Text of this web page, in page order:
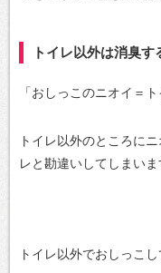
トイレ以外は消臭す
「おしっこのニオイ＝ト
トイレ以外のところに
レと勘違いしてしまいま
トイレ以外でおしっこ